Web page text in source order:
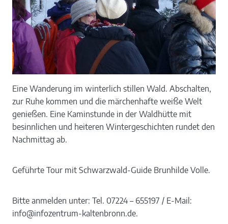
Eine Wanderung im winterlich stillen Wald. Abschalten,
zur Ruhe kommen und die märchenhafte weiße Welt
genießen. Eine Kaminstunde in der Waldhütte mit
besinnlichen und heiteren Wintergeschichten rundet den
Nachmittag ab.
Geführte Tour mit Schwarzwald-Guide Brunhilde Volle.
Bitte anmelden unter: Tel. 07224 – 655197 / E-Mail:
info@infozentrum-kaltenbronn.de.